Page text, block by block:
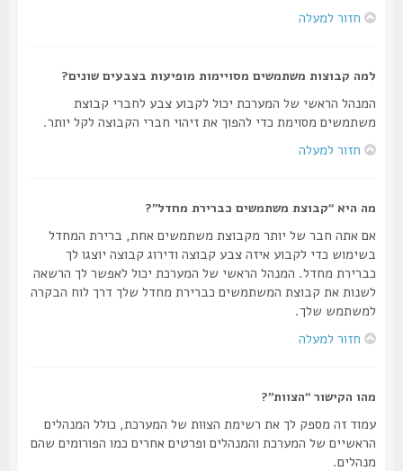
חזור למעלה
למה קבוצות משתמשים מסויימות מופיעות בצבעים שונים?
המנהל הראשי של המערכת יכול לקבוע צבע לחברי קבוצת
משתמשים מסוימת כדי להפוך את זיהוי חברי הקבוצה לקל יותר.
חזור למעלה
מה היא “קבוצת משתמשים כברירת מחדל”?
אם אתה חבר של יותר מקבוצת משתמשים אחת, ברירת המחדל
בשימוש כדי לקבוע איזה צבע קבוצה ודירוג קבוצה יוצגו לך
כברירת מחדל. המנהל הראשי של המערכת יכול לאפשר לך הרשאה
לשנות את קבוצת המשתמשים כברירת מחדל שלך דרך לוח הבקרה
למשתמש שלך.
חזור למעלה
מהו הקישור “הצוות”?
עמוד זה מספק לך את רשימת הצוות של המערכת, כולל המנהלים
הראשיים של המערכת והמנהלים ופרטים אחרים כמו הפורומים שהם
מנהלים.